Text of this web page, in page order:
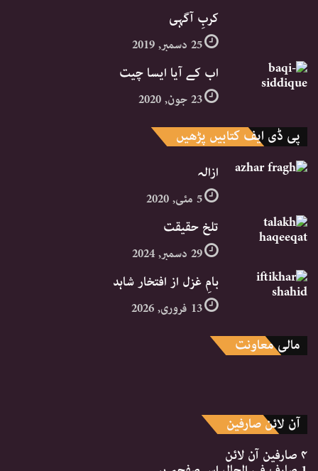
کربِ آگہی
25 دسمبر, 2019
اب کے آیا ایسا چیت
23 جون, 2020
پی ڈی ایف کتابیں پڑھیں
ازالہ
5 مئی, 2020
تلخ حقیقت
29 دسمبر, 2024
بامِ غزل از افتخار شاہد
13 فروری, 2026
مالی معاونت
آن لائن صارفین
۴ صارفین
آن لائن